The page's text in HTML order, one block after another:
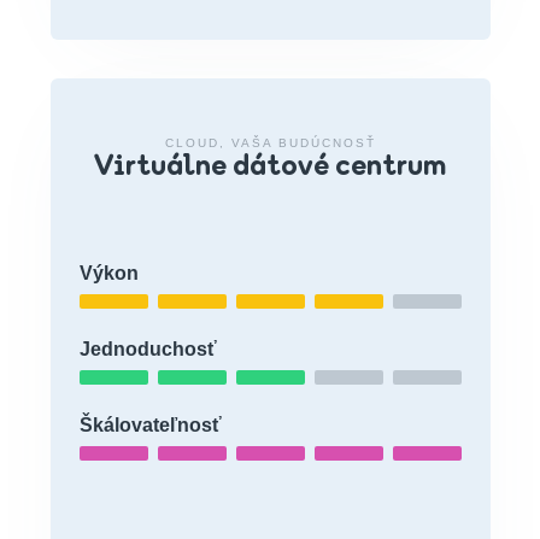
CLOUD, VAŠA BUDÚCNOSŤ
Virtuálne dátové centrum
Výkon
Jednoduchosť
Škálovateľnosť